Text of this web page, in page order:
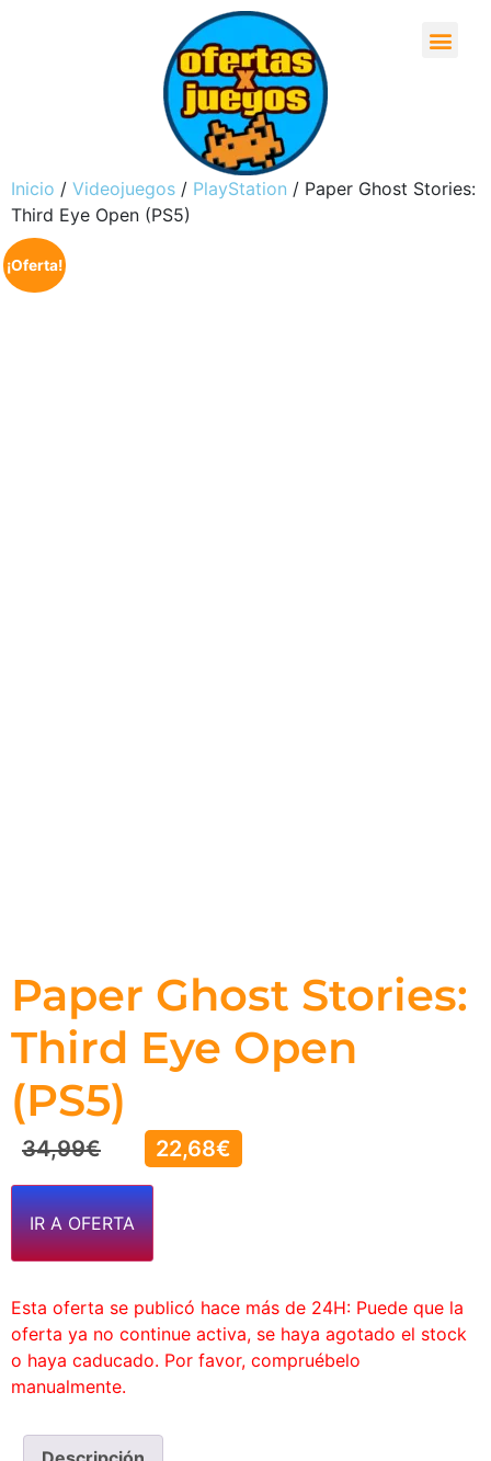
Inicio / Videojuegos / PlayStation / Paper Ghost Stories:
Third Eye Open (PS5)
¡Oferta!
Paper Ghost Stories:
Third Eye Open
(PS5)
34,99€ 22,68€
IR A OFERTA
Esta oferta se publicó hace más de 24H: Puede que la
oferta ya no continue activa, se haya agotado el stock
o haya caducado. Por favor, compruébelo
manualmente.